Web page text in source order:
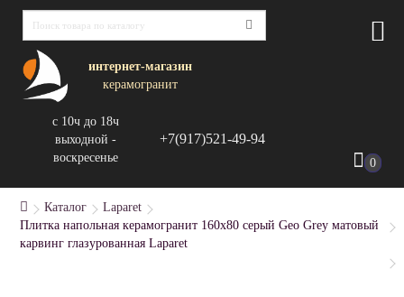
интернет-магазин
керамогранит
с 10ч до 18ч
выходной -
воскресенье
+7(917)521-49-94
0
Каталог
Laparet
Плитка напольная керамогранит 160x80 серый Geo Grey матовый
карвинг глазурованная Laparet